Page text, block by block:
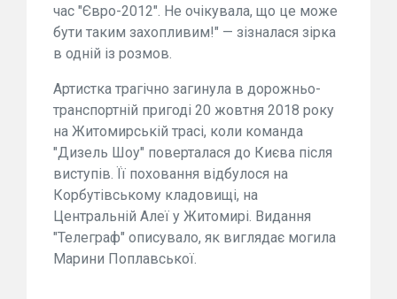
час "Євро-2012". Не очікувала, що це може
бути таким захопливим!" — зізналася зірка
в одній із розмов.
Артистка трагічно загинула в дорожньо-
транспортній пригоді 20 жовтня 2018 року
на Житомирській трасі, коли команда
"Дизель Шоу" поверталася до Києва після
виступів. Її поховання відбулося на
Корбутівському кладовищі, на
Центральній Алеї у Житомирі. Видання
"Телеграф" описувало, як виглядає могила
Марини Поплавської.